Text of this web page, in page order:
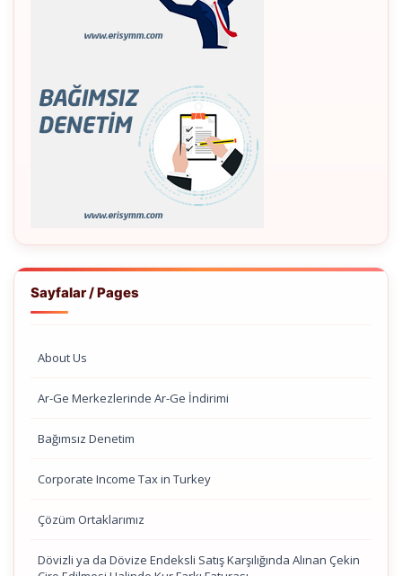
Sayfalar / Pages
About Us
Ar-Ge Merkezlerinde Ar-Ge İndirimi
Bağımsız Denetim
Corporate Income Tax in Turkey
Çözüm Ortaklarımız
Dövizli ya da Dövize Endeksli Satış Karşılığında Alınan Çekin